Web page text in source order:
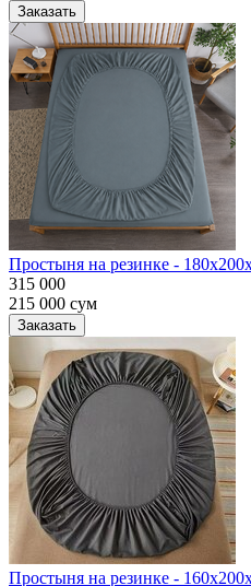
Заказать
Простыня на резинке -
315 000
215 000 сум
Заказать
Простыня на резинке -